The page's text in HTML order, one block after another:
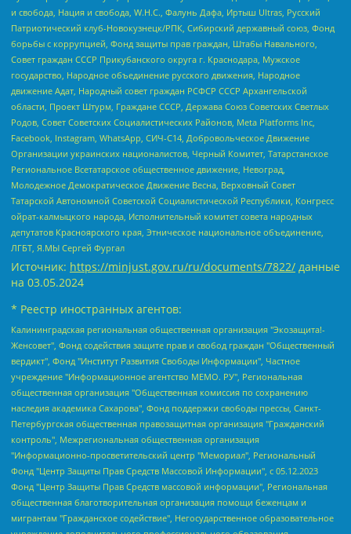
и свобода, Нация и свобода, W.H.С., Фалунь Дафа, Иртыш Ultras, Русский
Патриотический клуб-Новокузнецк/РПК, Сибирский державный союз, Фонд
борьбы с коррупцией, Фонд защиты прав граждан, Штабы Навального,
Совет граждан СССР Прикубанского округа г. Краснодара, Мужское
государство, Народное объединение русского движения, Народное
движение Адат, Народный совет граждан РСФСР СССР Архангельской
области, Проект Штурм, Граждане СССР, Держава Союз Советских Светлых
Родов, Совет Советских Социалистических Районов, Meta Platforms Inc,
Facebook, Instagram, WhatsApp, СИЧ-С14, Добровольческое Движение
Организации украинских националистов, Черный Комитет, Татарстанское
Региональное Всетатарское общественное движение, Невоград,
Молодежное Демократическое Движение Весна, Верховный Совет
Татарской Автономной Советской Социалистической Республики, Конгресс
ойрат-калмыцкого народа, Исполнительный комитет совета народных
депутатов Красноярского края, Этническое национальное объединение,
ЛГБТ, Я.МЫ Сергей Фургал
Источник: https://minjust.gov.ru/ru/documents/7822/ данные
на 03.05.2024
* Реестр иностранных агентов:
Калининградская региональная общественная организация "Экозащита!-Женсовет", Фонд содействия защите прав и свобод граждан "Общественный вердикт", Фонд "Институт Развития Свободы Информации", Частное учреждение "Информационное агентство МЕМО. РУ", Региональная общественная организация "Общественная комиссия по сохранению наследия академика Сахарова", Фонд поддержки свободы прессы, Санкт-Петербургская общественная правозащитная организация "Гражданский контроль", Межрегиональная общественная организация "Информационно-просветительский центр "Мемориал", Региональный Фонд "Центр Защиты Прав Средств Массовой Информации", с 05.12.2023 Фонд "Центр Защиты Прав Средств массовой информации", Региональная общественная благотворительная организация помощи беженцам и мигрантам "Гражданское содействие", Негосударственное образовательное учреждение дополнительного профессионального образования (повышение квалификации) специалистов "АКАДЕМИЯ ПО ПРАВАМ ЧЕЛОВЕКА", Свердловская региональная общественная организация "Сутяжник", Автономная некоммерческая организация "Центр независимых социологических исследований", Союз общественных объединений "Российский исследовательский центр по правам человека", Региональное общественное учреждение научно-информационный центр "МЕМОРИАЛ", Некоммерческая организация "Фонд защиты гласности", Автономная некоммерческая организация "Институт прав человека", Городская общественная организация "Екатеринбургское общество "МЕМОРИАЛ", Городская общественная организация "Рязанское историко-просветительское и правозащитное общество "Мемориал" (Рязанский Мемориал), Челябинский региональный орган общественной самодеятельности – женское общественное объединение "Женщины Евразии", Челябинский региональный орган общественной самодеятельности "Уральская правозащитная группа", Фонд содействия защите здоровья и социальной справедливости имени Андрея Рылькова, Автономная Некоммерческая Организация "Аналитический Центр Юрия Левады", Автономная некоммерческая организация социальной поддержки населения "Проект Апрель", Региональная общественная организация помощи женщинам и детям, находящимся в кризисной ситуации "Информационно-методический центр "Анна", Фонд содействия развитию массовых коммуникаций и правовому просвещению "Так-так-Так", Фонд содействия устойчивому развитию "Серебряная тайга", Свердловский региональный общественный фонд социальных проектов "Новое время", "Idel.Реалии", Кавказ.Реалии, Крым.Реалии, Телеканал Настоящее Время, Татаро-башкирская служба Радио Свобода (Azatliq Radiosi), Радио Свободная Европа/Радио Свобода (PCE/PC), "Сибирь.Реалии", "Фактограф", Благотворительный фонд помощи осужденным и их семьям, Автономная некоммерческая организация "Институт глобализации и социальных движений", Фонд "В защиту прав заключенных", Частное учреждение "Центр поддержки и содействия развитию средств массовой информации", Пензенский региональный общественный благотворительный фонд "Гражданский союз", "Север.Реалии", Некоммерческая организация Фонд "Правовая инициатива", Общество с ограниченной ответственностью "Радио Свободная Европа/Радио Свобода", Чешское информационное агентство "MEDIUM-ORIENT", Красноярская региональная общественная организация "Мы против СПИДа", Камалягин Денис Николаевич, Маркелов Сергей Евгеньевич, Пономарев Лев Александрович, Савицкая Людмила Алексеевна, Автономная некоммерческая организация "Центр по работе с проблемой насилия "НАСИЛИЮ.НЕТ", Межрегиональный профессиональный союз работников здравоохранения "Альянс врачей", Юридическое лицо, зарегистрированное в Латвийской Республике, SIA "Medusa Project" (регистрационный номер 40103797863, дата регистрации 10.06.2014), Некоммерческая организация "Фонд по борьбе с коррупцией", Автономная некоммерческая организация "Институт права и публичной политики", Баданин Роман Сергеевич, Гликин Максим Александрович, Железнова Мария Михайловна, Лукьянова Юлия Сергеевна, Маетная Елизавета Витальевна, Маняхин Петр Борисович, Чуракова Ольга Владимировна, Ярош Юлия Петровна, Юридическое лицо "The Insider SIA", зарегистрированное в Риге, Латвийская Республика (дата регистрации 26.06.2015), являющееся администратором доменного имени интернет-издания "The Insider SIA", https://theins.ru, Постернак Алексей Евгеньевич, Рубин Михаил Аркадьевич, Анин Роман Александрович, Юридическое лицо Istories fonds, зарегистрированное в Латвийской Республике (регистрационный номер 50008295751, дата регистрации 24.02.2020), Великовский Дмитрий Александрович, Долинина Ирина Николаевна, Мароховская Алеся Алексеевна, Шлейнов Роман Юрьевич, Шмагун Олеся Валентиновна, Общество с ограниченной ответственностью "Альтаир 2021", Общество с ограниченной ответственностью "Вега 2021", Общество с ограниченной ответственностью "Главный редактор 2021", Общество с ограниченной ответственностью "Ромашки монолит", Важенков Артем Валерьевич, Ивановская областная общественная организация "Центр гендерных исследований", Гурман Юрий Альбертович, Медиапроект "ОВД-Инфо", Егоров Владимир Владимирович, Жилинский Владимир Александрович, Общество с ограниченной ответственностью "ЗП", Иванова София Юрьевна, Карезина Инна Павловна, Кильтау Екатерина Викторовна, Петров Алексей Викторович, Пискунов Сергей Евгеньевич, Смирнов Сергей Сергеевич, Тихонов Михаил Сергеевич, Общество с ограниченной ответственностью "ЖУРНАЛИСТ-ИНОСТРАННЫЙ АГЕНТ", Арапова Галина Юрьевна, Вольтская Татьяна Анатольевна, Американская компания "Mason G.E.S. Anonymous Foundation" (США), являющаяся владельцем интернет-издания https://mnews.world/, Компания "Stichting Bellingcat", зарегистрированная в Нидерландах (дата регистрации 11.07.2018), Захаров Андрей Вячеславович, Клепиковская Екатерина Дмитриевна, Общество с ограниченной ответственностью "МЕМО", Перл Роман Александрович, Симонов Евгений Алексеевич, Соловьева Елена Анатольевна, Сотников Даниил Владимирович, Сурначева Елизавета Дмитриевна, Автономная некоммерческая организация по защите прав человека и информированию населения "Якутия – Наше Мнение", Общество с ограниченной ответственностью "Москоу диджитал медиа", с 26.01.2023 Общество с ограниченной ответственностью "Чайка Белые сады", Ветошкина Валерия Валерьевна, Заговора Максим Александрович, Межрегиональное общественное движение "Российская ЛГБТ - сеть", Оленичев Максим Владимирович, Павлов Иван Юрьевич, Скворцова Елена Сергеевна, Общество с ограниченной ответственностью "Как бы инагент", Кочетков Игорь Викторович, Общество с ограниченной ответственностью "Честные выборы", Еланчик Олег Александрович, Общество с ограниченной ответственностью "Нобелевский призыв", Гималова Регина Эмилевна, Григорьев Андрей Валерьевич, Григорьева Алина Александровна, Ассоциация по содействию защите прав призывников, альтернативнослужащих и военнослужащих "Правозащитная группа "Гражданин.Армия.Право", Хисамова Регина Фаритовна, Автономная некоммерческая организация по реализации социально-правовых программ "Лилит", Дальневосточное общественное движение "Маяк", Санкт-Петербургская ЛГБТ-инициативная группа "Выход", Инициативная группа ЛГБТ+ "Реверс", Алексеев Андрей Викторович, Бекбулатова Таисия Львовна, Беляев Иван Михайлович, Владыкина Елена Сергеевна, Гельман Марат Александрович, Никульшина Вероника Юрьевна, Толоконникова Надежда Андреевна, Шендерович Виктор Анатольевич, Общество с ограниченной ответственностью "Данное сообщение", Общество с ограниченной ответственностью Издательский дом "Новая глава", Айнбиндер Александра Александровна, Московский комьюнити-центр для ЛГБТ+инициатив, Благотворительный фонд развития филантропии, Deutsche Welle (Германия, Kurt-Schumacher-Strasse 3, 53113 Bonn), Борзунова Мария Михайловна, Воробьев Виктор Викторович, Голубева Анна Львовна, Константинова Алла Михайловна, Малкова Ирина Владимировна, Мурадов Мурад Абдулгалимович, Осетинская Елизавета Николаевна, Понасенков Евгений Николаевич, Ганапольский Матвей Юрьевич, Киселев Евгений Алексеевич, Борухович Ирина Григорьевна, Дремин Иван Тимофеевич, Дубровский Дмитрий Викторович, Красноярская региональная общественная организация поддержки и развития альтернативных образовательных технологий и межкультурных коммуникаций "ИНТЕРРА", Маяковская Екатерина Алексеевна, Фейгин Марк Захарович, Филимонов Андрей Викторович, Дзугкоева Регина Николаевна, Доброхотов Роман Александрович, Дудь Юрий Александрович, Елкин Сергей Владимирович, Кругликов Кирилл Игоревич, Сабунаева Мария Леонидовна, Семенов Алексей Владимирович, Шаинян Карен Багратович, Шульман Екатерина Михайловна, Асафьев Артур Валерьевич, Вахштайн Виктор Семенович, Венедиктов Алексей Алексеевич, Лушникова Екатерина Евгеньевна, Волков Леонид Михайлович, Невзоров Александр Глебович, Пархоменко Сергей Борисович, Сироткин Ярослав Николаевич, Кара-Мурза Владимир Владимирович, Баранова Наталья Владимировна, Гозман Леонид Яковлевич, Кагарлицкий Борис Юльевич, Климарев Михаил Валерьевич, Милов Владимир Станиславович, Автономная некоммерческая организация Краснодарский центр современного искусства "Типография", Моргенштерн Алишер Тагирович, Соболь Любовь Эдуардовна, Общество с ограниченной ответственностью "ЛИЗА НОРМ", Каспаров Гарри Кимович, Ходорковский Михаил Борисович, Общество с ограниченной ответственностью "Апрельские тезисы", Данилович Ирина Брониславовна, Кашин Олег Владимирович, Петров Николай Владимирович, Пивоваров Алексей Владимирович, Соколов Михаил Владимирович, Цветкова Юлия Владимировна, Чичваркин Евгений Александрович, Комитет против пыток/Команда против пыток, Общество с ограниченной ответственностью "Первый научный", Общество с ограниченной ответственностью "Вертолет и ко", Белоцерковская Вероника Борисовна, Кац Максим Евгеньевич, Лазарева Татьяна Юрьевна, Шаведдинов Руслан Табризович, Яшин Илья Валерьевич, Общество с ограниченной ответственностью "Иноагент ААВ", Алешковский Дмитрий Петрович, Альбац Евгения Марковна, Быков Дмитрий Львович, Галямина Юлия Евгеньевна, Лойко Сергей Леонидович, Мартынов Кирилл Константинович, Медведев Сергей Александрович, Крашенинников Федор Геннадиевич, Гордеева Катерина Вл